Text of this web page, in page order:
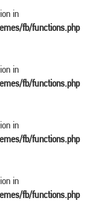
in
fb/functions.php
in
fb/functions.php
in
fb/functions.php
in
fb/functions.php